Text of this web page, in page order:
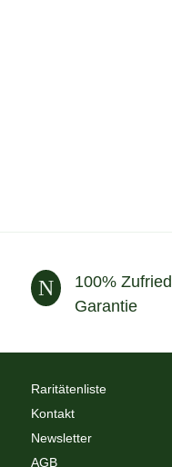
N
100%
Garantie
Raritätenliste
Kontakt
Newsletter
AGB